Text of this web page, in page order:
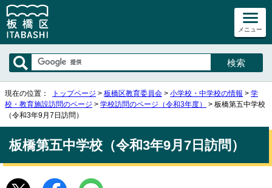
メニュー
現在の位置： トップページ > 板橋区教育委員会 > 小学校・中学校の情報 > 学
校・教育施設訪問のページ > 学校訪問のページ（令和3年度）
> 板橋第五中学校
（令和3年9月7日訪問）
板橋第五中学校（令和3年9月7日訪問）